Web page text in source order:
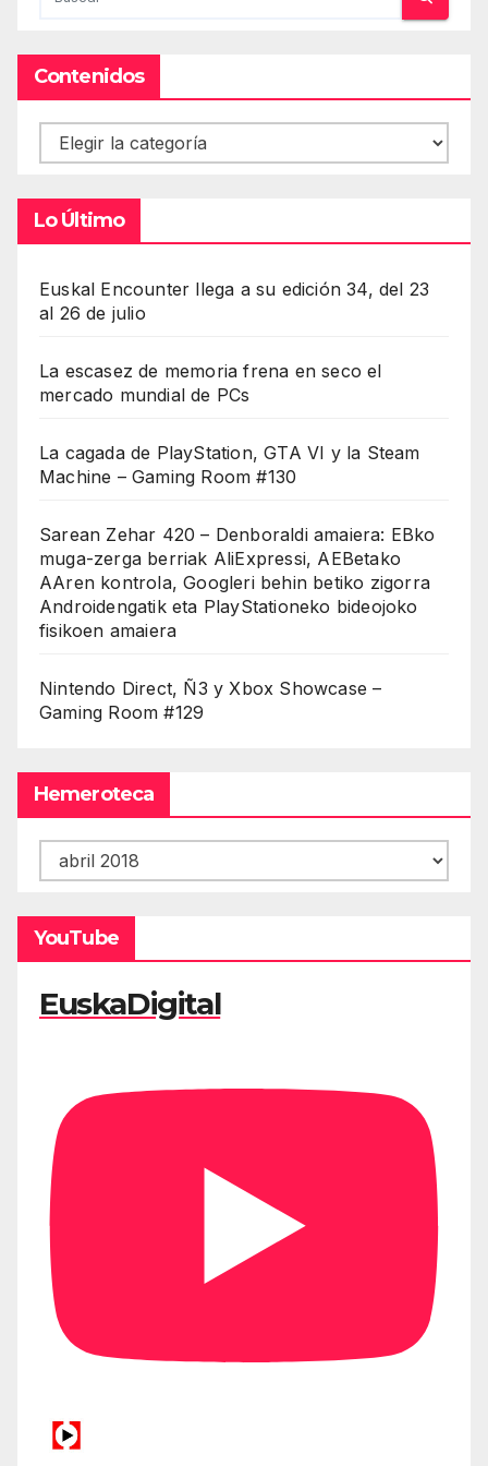
Contenidos
Contenidos
Lo Último
Euskal Encounter llega a su edición 34, del 23
al 26 de julio
La escasez de memoria frena en seco el
mercado mundial de PCs
La cagada de PlayStation, GTA VI y la Steam
Machine – Gaming Room #130
Sarean Zehar 420 – Denboraldi amaiera: EBko
muga-zerga berriak AliExpressi, AEBetako
AAren kontrola, Googleri behin betiko zigorra
Androidengatik eta PlayStationeko bideojoko
fisikoen amaiera
Nintendo Direct, Ñ3 y Xbox Showcase –
Gaming Room #129
Hemeroteca
Hemeroteca
YouTube
EuskaDigital